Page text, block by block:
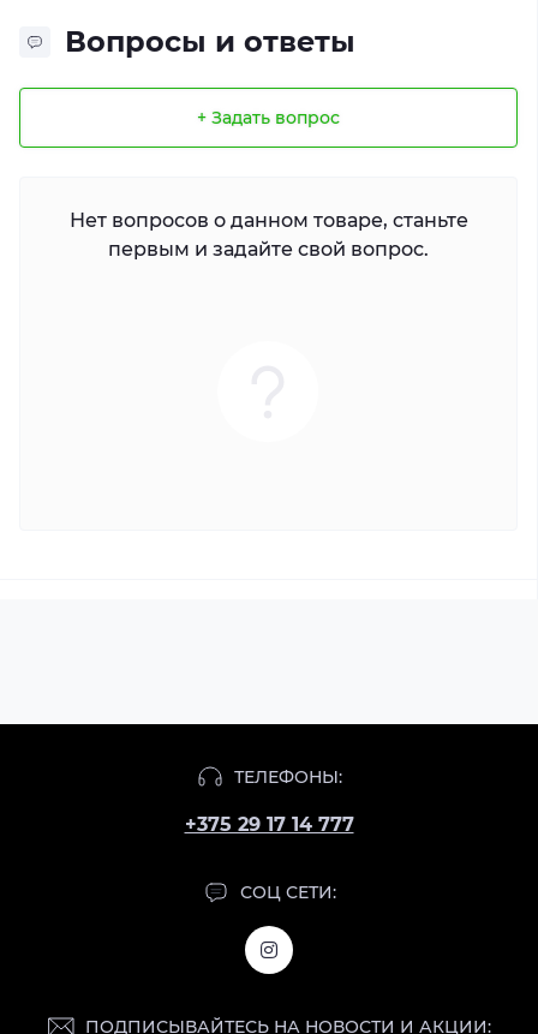
Вопросы и ответы
+ Задать вопрос
Нет вопросов о данном товаре, станьте
первым и задайте свой вопрос.
ТЕЛЕФОНЫ:
+375 29 17 14 777
СОЦ СЕТИ:
ПОДПИСЫВАЙТЕСЬ НА НОВОСТИ И АКЦИИ: